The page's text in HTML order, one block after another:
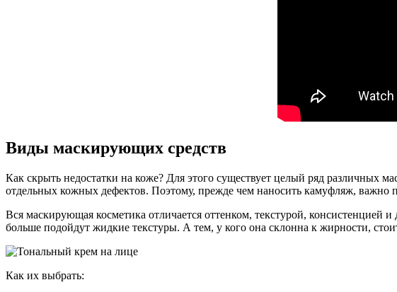
Виды маскирующих средств
Как скрыть недостатки на коже? Для этого существует целый ряд различных
отдельных кожных дефектов. Поэтому, прежде чем наносить камуфляж, важно
Вся маскирующая косметика отличается оттенком, текстурой, консистенцией
больше подойдут жидкие текстуры. А тем, у кого она склонна к жирности,
Как их выбрать: